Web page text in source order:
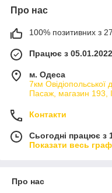
Про нас
100% позитивних з 27
Працює з 05.01.2022
м. Одеса
7км
Пасаж, магазин 193,
Контакти
Сьогодні працює з
Показати весь
Про нас